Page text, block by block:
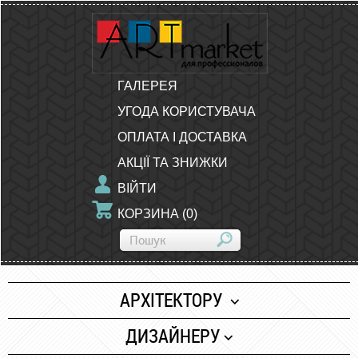
ГАЛЕРЕЯ
УГОДА КОРИСТУВАЧА
ОПЛАТА І ДОСТАВКА
АКЦІЇ ТА ЗНИЖКИ
ВІЙТИ
КОРЗИНА (0)
АРХІТЕКТОРУ
Папір
ДИЗАЙНЕРУ